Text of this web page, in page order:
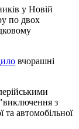
у Новій
по двох
вчорашні
"виключення з
автомобільної